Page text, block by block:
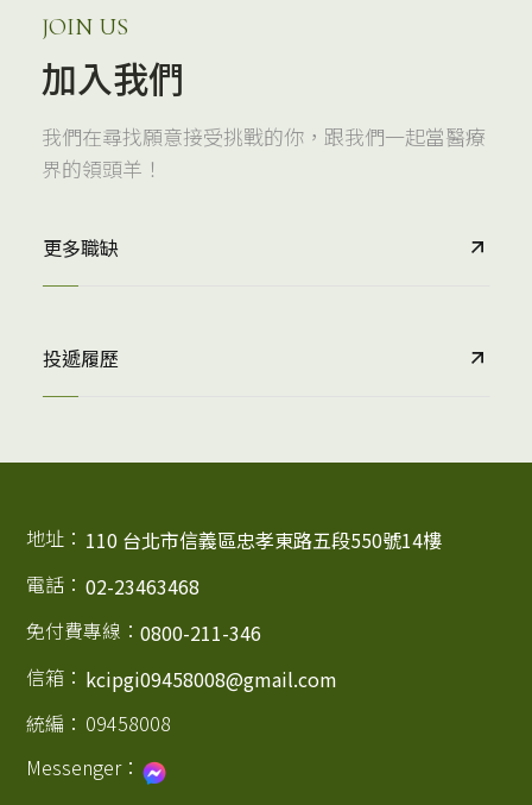
JOIN US
加入我們
我們在尋找願意接受挑戰的你，跟我們一起當醫療
界的領頭羊！
更多職缺
投遞履歷
地址： 110 台北市信義區忠孝東路五段550號14樓
電話： 02-23463468
免付費專線：0800-211-346
信箱： kcipgi09458008@gmail.com
統編： 09458008
Messenger：